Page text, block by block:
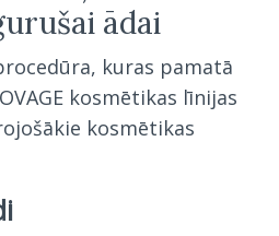
ādai
kuras pamatā
kosmētikas līnijas
kosmētikas